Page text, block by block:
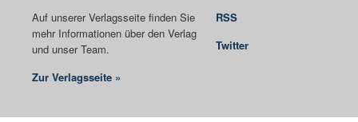
Auf unserer Verlagsseite finden Sie
mehr Informationen über den Verlag
und unser Team.
Zur Verlagsseite »
RSS
Twitter